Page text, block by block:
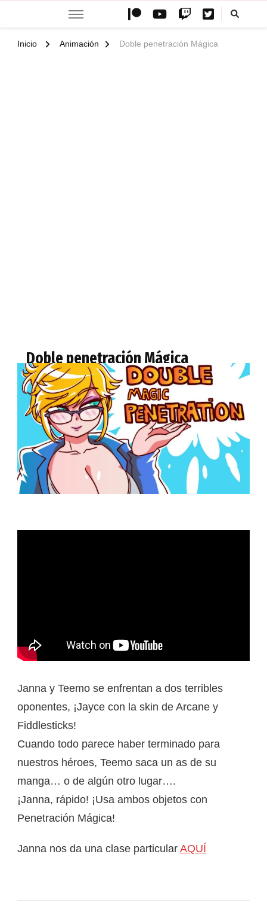
Página web oficial de Teemovsall con contenido especial con
Inicio
Animación Doble penetración Mágica
Doble penetración Mágica
DICIEMBRE 13, 2021
Janna y Teemo se enfrentan a dos terribles
oponentes, ¡Jayce con la skin de Arcane y
Fiddlesticks!
Cuando todo parece haber terminado para
nuestros héroes, Teemo saca un as de su
manga… o de algún otro lugar….
¡Janna, rápido! ¡Usa ambos objetos con
Penetración Mágica!
Janna nos da una clase particular AQUÍ